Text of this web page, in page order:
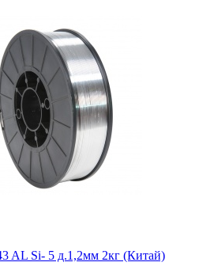
AL Si- 5 д.1,2мм 2кг (Китай)